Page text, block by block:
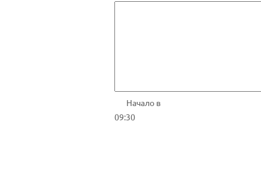
Начало в
09:30